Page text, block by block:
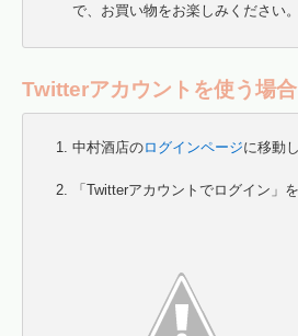
で、お買い物をお楽しみください。
Twitterアカウントを使う場合
中村酒店のログインページに移動
「Twitterアカウントでログイン」